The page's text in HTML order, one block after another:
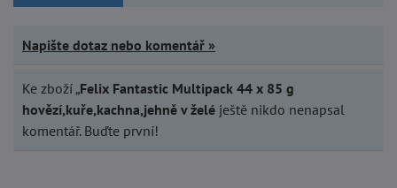
Napište dotaz nebo komentář »
Ke zboží „Felix Fantastic Multipack 44 x 85 g
hovězí,kuře,kachna,jehně v želé ještě nikdo nenapsal
komentář. Buďte první!